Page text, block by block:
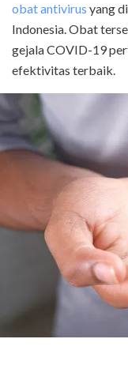
obat antivirus yang
Indonesia. Obat
gejala COVID-19
efektivitas terbaik.